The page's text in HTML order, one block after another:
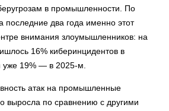
в промышленности. По
два года именно этот
внимания злоумышленников: на
16% киберинцидентов в
уже 19% — в 2025-м.
атак на промышленные
выросла по сравнению с другими